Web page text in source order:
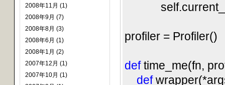
2008年11月 (1)
2008年9月 (7)
2008年8月 (3)
2008年6月 (1)
2008年1月 (2)
2007年12月 (1)
2007年10月 (1)
profiler = Profiler()
deftime_me(fn,
def